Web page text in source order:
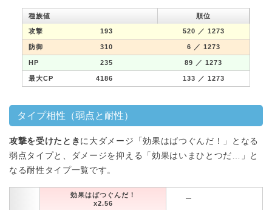
種族値 順位
攻撃 193 520 ／ 1273
防御 310 6 ／ 1273
HP 235 89 ／ 1273
最大CP 4186 133 ／ 1273
タイプ相性（弱点と耐性）
攻撃を受けたとき に大ダメージ「効果はばつぐんだ！」となる
弱点タイプと、ダメージを抑える「効果はいまひとつだ…」と
なる耐性タイプ一覧です。
効果はばつぐんだ！
x2.56
ー